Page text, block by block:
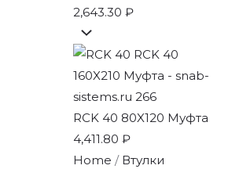
2,643.30₽
RCK 40 80X120 Муфта
4,411.80₽
Home / Втулки